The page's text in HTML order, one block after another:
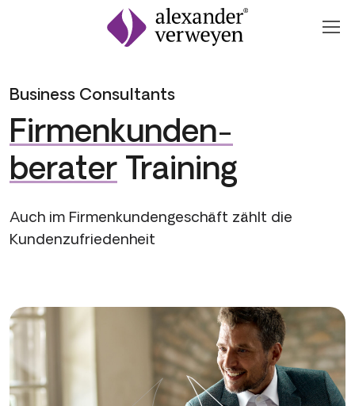
Zum Inhalt springen
Business Consultants
Firmenkunden-
berater Training
Auch im Firmenkundengeschäft zählt die
Kundenzufriedenheit